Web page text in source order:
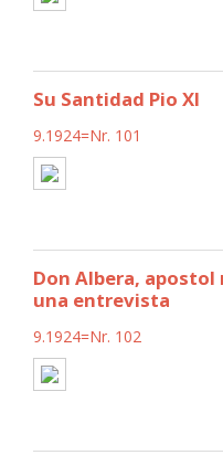
Su Santidad Pio XI
9.1924=Nr. 101
Don Albera,
una entrevista
9.1924=Nr. 102